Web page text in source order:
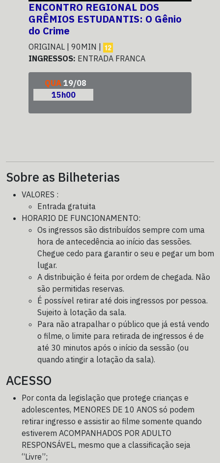
ENCONTRO REGIONAL DOS
GRÊMIOS ESTUDANTIS: O Gênio
do Crime
ORIGINAL | 90MIN |
INGRESSOS: ENTRADA FRANCA
QUA 19/08
15h00
Sobre as Bilheterias
VALORES :
Entrada gratuita
HORARIO DE FUNCIONAMENTO:
Os ingressos são distribuídos sempre com uma
hora de antecedência ao início das sessões.
Chegue cedo para garantir o seu e pegar um bom
lugar.
A distribuição é feita por ordem de chegada. Não
são permitidas reservas.
É possível retirar até dois ingressos por pessoa.
Sujeito à lotação da sala.
Para não atrapalhar o público que já está vendo
o filme, o limite para retirada de ingressos é de
até 30 minutos após o início da sessão (ou
quando atingir a lotação da sala).
ACESSO
Por conta da legislação que protege crianças e
adolescentes, MENORES DE 10 ANOS só podem
retirar ingresso e assistir ao filme somente quando
estiverem ACOMPANHADOS POR ADULTO
RESPONSÁVEL, mesmo que a classificação seja
“Livre”;